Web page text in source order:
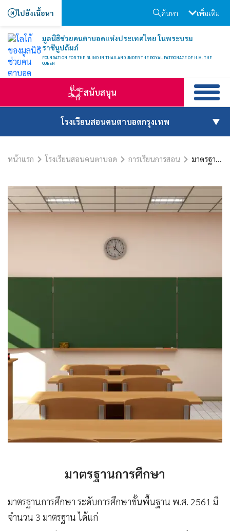
ไปยังเนื้อหา ค้นหา เพิ่มเติม
มูลนิธิช่วยคนตาบอดแห่งประเทศไทย ในพระบรม
ราชินูปถัมภ์
FOUNDATION FOR THE BLIND IN THAILAND UNDER THE ROYAL PATRONAGE OF H.M. THE
QUEEN
สนับสนุน
โรงเรียนสอนคนตาบอดกรุงเทพ
หน้าแรก โรงเรียนสอนคนตาบอด การเรียนการสอน มาตรฐานการศึกษา
มาตรฐานการศึกษา
มาตรฐานการศึกษา ระดับการศึกษาขั้นพื้นฐาน พ.ศ. 2561 มี
จำนวน 3 มาตรฐาน ได้แก่